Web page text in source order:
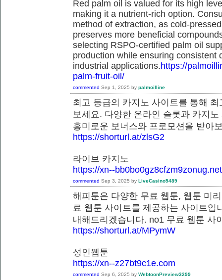
Red palm oil is valued for its high
making it a nutrient-rich option.
method of extraction, as cold-
preserves more beneficial
selecting RSPO-certified palm oil
production while ensuring consistent
industrial applications.https://
palm-fruit-oil/
commented Sep 1, 2025 by palmoilline
최고 등급의 카지노 사이트를 통해
보세요. 다양한 온라인 슬롯과 카지
흥미로운 보너스와 프로모션을 받
https://shorturl.at/zlsG2
라이브 카지노
https://xn--bb0bo0gz8cfzm9zonug.net
commented Sep 3, 2025 by LiveCasino5489
해피툰은 다양한 무료 웹툰, 웹툰 미
료 웹툰 사이트를 제공하는 사이트
내해드리겠습니다. no1 무료 웹툰
https://shorturl.at/MPymW
성인웹툰
https://xn--z27bt9c1e.com
commented Sep 6, 2025 by WebtoonPreview3299